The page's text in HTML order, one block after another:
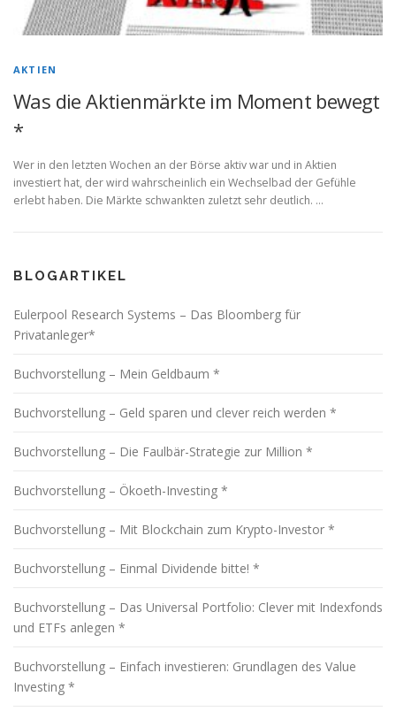
AKTIEN
Was die Aktienmärkte im Moment bewegt
*
Wer in den letzten Wochen an der Börse aktiv war und in Aktien
investiert hat, der wird wahrscheinlich ein Wechselbad der Gefühle
erlebt haben. Die Märkte schwankten zuletzt sehr deutlich. …
BLOGARTIKEL
Eulerpool Research Systems – Das Bloomberg für
Privatanleger*
Buchvorstellung – Mein Geldbaum *
Buchvorstellung – Geld sparen und clever reich werden *
Buchvorstellung – Die Faulbär-Strategie zur Million *
Buchvorstellung – Ökoeth-Investing *
Buchvorstellung – Mit Blockchain zum Krypto-Investor *
Buchvorstellung – Einmal Dividende bitte! *
Buchvorstellung – Das Universal Portfolio: Clever mit Indexfonds
und ETFs anlegen *
Buchvorstellung – Einfach investieren: Grundlagen des Value
Investing *